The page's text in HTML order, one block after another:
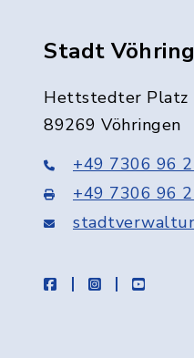
Stadt
Hettstedter Platz
89269 Vöhringen
+49 7306 96
+49 7306 96
facebookinstagramyoutube